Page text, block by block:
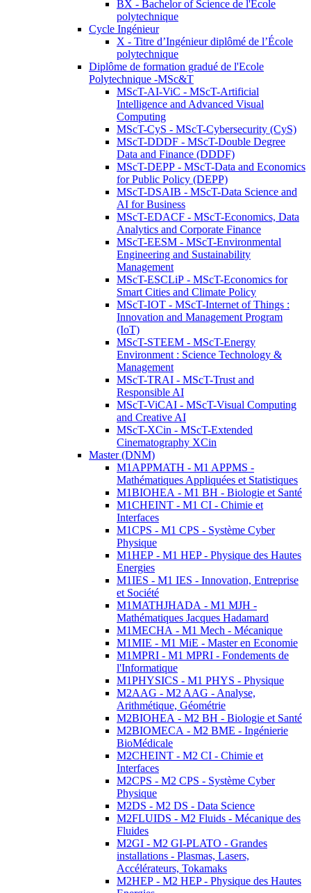
BX - Bachelor of Science de l'Ecole
polytechnique
Cycle Ingénieur
X - Titre d’Ingénieur diplômé de l’École
polytechnique
Diplôme de formation gradué de l'Ecole
Polytechnique -MSc&T
MScT-AI-ViC - MScT-Artificial
Intelligence and Advanced Visual
Computing
MScT-CyS - MScT-Cybersecurity (CyS)
MScT-DDDF - MScT-Double Degree
Data and Finance (DDDF)
MScT-DEPP - MScT-Data and Economics
for Public Policy (DEPP)
MScT-DSAIB - MScT-Data Science and
AI for Business
MScT-EDACF - MScT-Economics, Data
Analytics and Corporate Finance
MScT-EESM - MScT-Environmental
Engineering and Sustainability
Management
MScT-ESCLiP - MScT-Economics for
Smart Cities and Climate Policy
MScT-IOT - MScT-Internet of Things :
Innovation and Management Program
(IoT)
MScT-STEEM - MScT-Energy
Environment : Science Technology &
Management
MScT-TRAI - MScT-Trust and
Responsible AI
MScT-ViCAI - MScT-Visual Computing
and Creative AI
MScT-XCin - MScT-Extended
Cinematography XCin
Master (DNM)
M1APPMATH - M1 APPMS -
Mathématiques Appliquées et Statistiques
M1BIOHEA - M1 BH - Biologie et Santé
M1CHEINT - M1 CI - Chimie et
Interfaces
M1CPS - M1 CPS - Système Cyber
Physique
M1HEP - M1 HEP - Physique des Hautes
Energies
M1IES - M1 IES - Innovation, Entreprise
et Société
M1MATHJHADA - M1 MJH -
Mathématiques Jacques Hadamard
M1MECHA - M1 Mech - Mécanique
M1MIE - M1 MiE - Master en Economie
M1MPRI - M1 MPRI - Fondements de
l'Informatique
M1PHYSICS - M1 PHYS - Physique
M2AAG - M2 AAG - Analyse,
Arithmétique, Géométrie
M2BIOHEA - M2 BH - Biologie et Santé
M2BIOMECA - M2 BME - Ingénierie
BioMédicale
M2CHEINT - M2 CI - Chimie et
Interfaces
M2CPS - M2 CPS - Système Cyber
Physique
M2DS - M2 DS - Data Science
M2FLUIDS - M2 Fluids - Mécanique des
Fluides
M2GI - M2 GI-PLATO - Grandes
installations - Plasmas, Lasers,
Accélérateurs, Tokamaks
M2HEP - M2 HEP - Physique des Hautes